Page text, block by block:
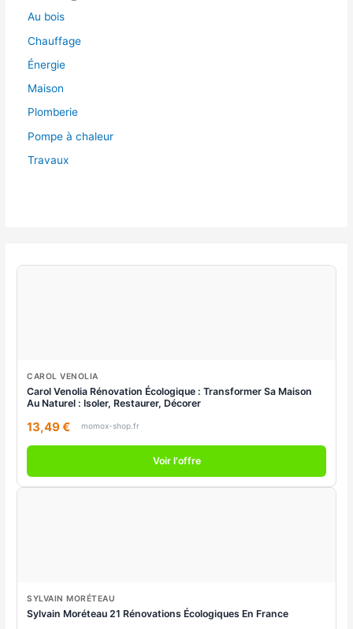
Au bois
Chauffage
Énergie
Maison
Plomberie
Pompe à chaleur
Travaux
CAROL VENOLIA
Carol Venolia Rénovation Écologique : Transformer Sa Maison
Au Naturel : Isoler, Restaurer, Décorer
13,49 € momox-shop.fr
Voir l'offre
SYLVAIN MORÉTEAU
Sylvain Moréteau 21 Rénovations Écologiques En France